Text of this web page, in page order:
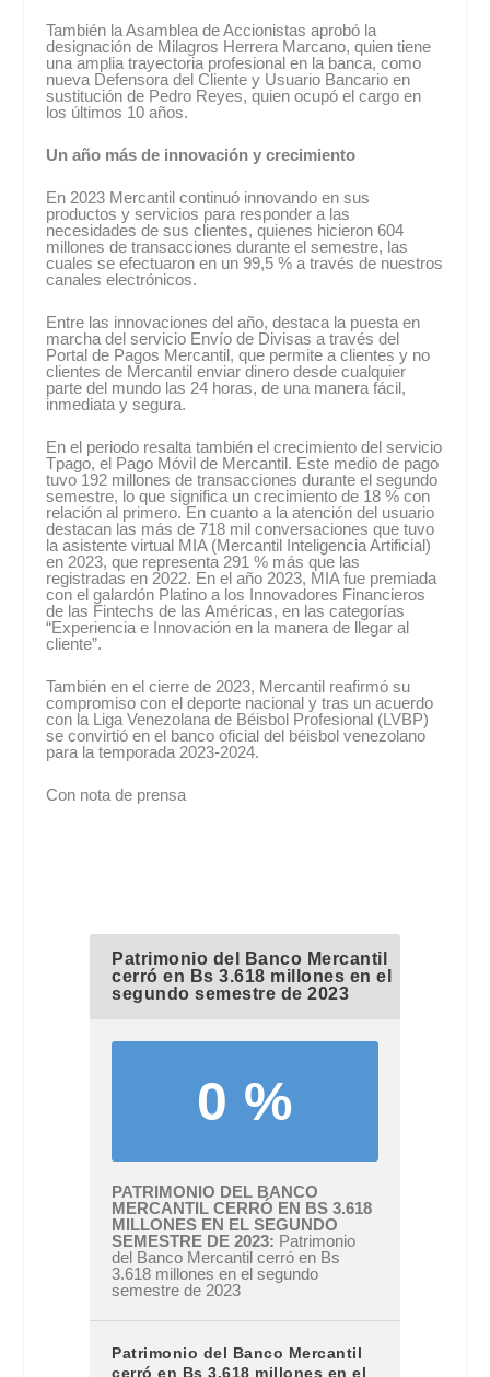
También la Asamblea de Accionistas aprobó la
designación de Milagros Herrera Marcano, quien tiene
una amplia trayectoria profesional en la banca, como
nueva Defensora del Cliente y Usuario Bancario en
sustitución de Pedro Reyes, quien ocupó el cargo en
los últimos 10 años.
Un año más de innovación y crecimiento
En 2023 Mercantil continuó innovando en sus
productos y servicios para responder a las
necesidades de sus clientes, quienes hicieron 604
millones de transacciones durante el semestre, las
cuales se efectuaron en un 99,5 % a través de nuestros
canales electrónicos.
Entre las innovaciones del año, destaca la puesta en
marcha del servicio Envío de Divisas a través del
Portal de Pagos Mercantil, que permite a clientes y no
clientes de Mercantil enviar dinero desde cualquier
parte del mundo las 24 horas, de una manera fácil,
inmediata y segura.
En el periodo resalta también el crecimiento del servicio
Tpago, el Pago Móvil de Mercantil. Este medio de pago
tuvo 192 millones de transacciones durante el segundo
semestre, lo que significa un crecimiento de 18 % con
relación al primero. En cuanto a la atención del usuario
destacan las más de 718 mil conversaciones que tuvo
la asistente virtual MIA (Mercantil Inteligencia Artificial)
en 2023, que representa 291 % más que las
registradas en 2022. En el año 2023, MIA fue premiada
con el galardón Platino a los Innovadores Financieros
de las Fintechs de las Américas, en las categorías
“Experiencia e Innovación en la manera de llegar al
cliente”.
También en el cierre de 2023, Mercantil reafirmó su
compromiso con el deporte nacional y tras un acuerdo
con la Liga Venezolana de Béisbol Profesional (LVBP)
se convirtió en el banco oficial del béisbol venezolano
para la temporada 2023-2024.
Con nota de prensa
Patrimonio del Banco Mercantil
cerró en Bs 3.618 millones en el
segundo semestre de 2023
0 %
PATRIMONIO DEL BANCO
MERCANTIL CERRÓ EN BS 3.618
MILLONES EN EL SEGUNDO
SEMESTRE DE 2023 Patrimonio
del Banco Mercantil cerró en Bs
3.618 millones en el segundo
semestre de 2023
Patrimonio del Banco Mercantil
cerró en Bs 3.618 millones en el